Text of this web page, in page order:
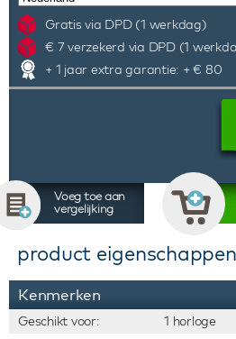
Gratis via DPD (1 werkdag)
€ 7 verzekerd via DPD (1
+ 1 jaar extra garantie: + € 80
Voeg toe aan
vergelijking
product
Kenmerken
Geschikt voor:
1 horloge